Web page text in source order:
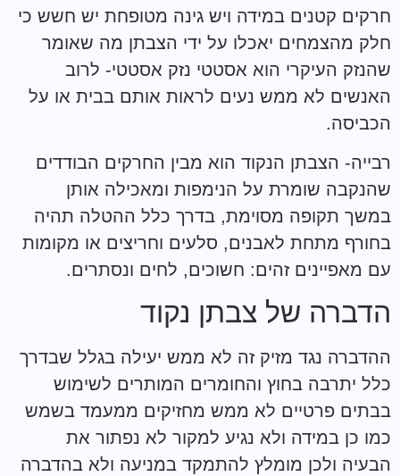
חרקים קטנים במידה ויש גינה מטופחת יש חשש כי
חלק מהצמחים יאכלו על ידי הצבתן מה שאומר
שהנזק העיקרי הוא אסטטי נזק אסטטי- לרוב
האנשים לא ממש נעים לראות אותם בבית או על
הכביסה.
רבייה- הצבתן הנקוד הוא מבין החרקים הבודדים
שהנקבה שומרת על הנימפות ומאכילה אותן
במשך תקופה מסוימת, בדרך כלל ההטלה תהיה
בחורף מתחת לאבנים, סלעים וחריצים או מקומות
עם מאפיינים זהים: חשוכים, לחים ונסתרים.
הדברה של צבתן נקוד
ההדברה נגד מזיק זה לא ממש יעילה בגלל שבדרך
כלל יתרבה בחוץ והחומרים המותרים לשימוש
בבתים פרטיים לא ממש מחזיקים ממעמד בשמש
כמו כן במידה ולא נגיע למקור לא נפתור את
הבעיה ולכן מומלץ להתמקד במניעה ולא בהדברה